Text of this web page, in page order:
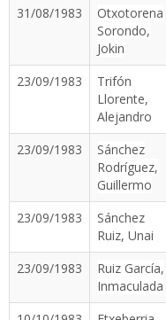
31/08/1983
Otxotorena
Sorondo,
Jokin
23/09/1983
Trifón
Llorente,
Alejandro
23/09/1983
Sánchez
Rodríguez,
Guillermo
23/09/1983
Sánchez
Ruiz, Unai
23/09/1983
Ruiz García,
Inmaculada